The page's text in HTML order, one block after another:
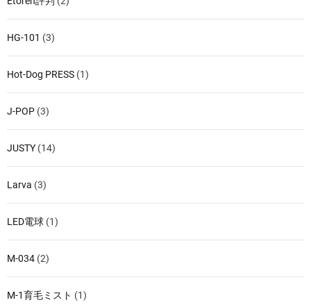
HG-101 (3)
Hot-Dog PRESS (1)
J-POP (3)
JUSTY (14)
Larva (3)
LED電球 (1)
M-034 (2)
M-1育毛ミスト (1)